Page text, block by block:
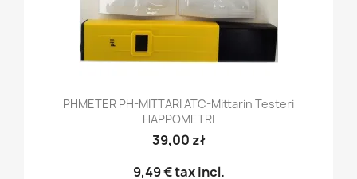
PHMETER PH-MITTARI ATC-Mittarin Testeri
HAPPOMETRI
39,00 zł
9,49 €tax incl.